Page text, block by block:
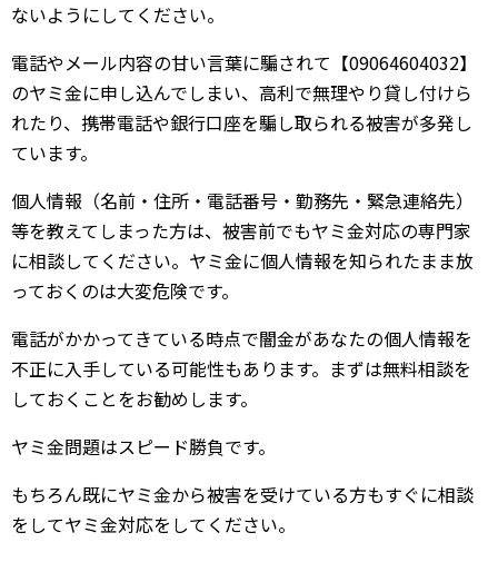
ないようにしてください。
電話やメール内容の甘い言葉に騙されて【09064604032】
のヤミ金に申し込んでしまい、高利で無理やり貸し付けら
れたり、携帯電話や銀行口座を騙し取られる被害が多発し
ています。
個人情報（名前・住所・電話番号・勤務先・緊急連絡先）
等を教えてしまった方は、被害前でもヤミ金対応の専門家
に相談してください。ヤミ金に個人情報を知られたまま放
っておくのは大変危険です。
電話がかかってきている時点で闇金があなたの個人情報を
不正に入手している可能性もあります。まずは無料相談を
しておくことをお勧めします。
ヤミ金問題はスピード勝負です。
もちろん既にヤミ金から被害を受けている方もすぐに相談
をしてヤミ金対応をしてください。